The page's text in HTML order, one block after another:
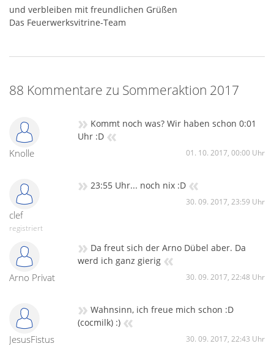
und verbleiben mit freundlichen Grüßen
Das Feuerwerksvitrine-Team
88 Kommentare zu Sommeraktion 2017
Knolle
» Kommt noch was? Wir haben schon 0:01
Uhr :D «
01. 10. 2017, 00:00 Uhr
clef
registriert
» 23:55 Uhr... noch nix :D «
30. 09. 2017, 23:59 Uhr
Arno Privat
» Da freut sich der Arno Dübel aber. Da
werd ich ganz gierig «
30. 09. 2017, 22:48 Uhr
JesusFistus
» Wahnsinn, ich freue mich schon :D
(cocmilk) :) «
30. 09. 2017, 22:43 Uhr